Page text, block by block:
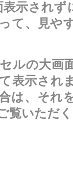
示されず
て、見や
ルの大画
表示され
は、それ
覧いただ